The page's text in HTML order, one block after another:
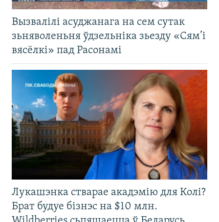
Вызвалілі асуджанага на сем сутак
зьняволеньня ўдзельніка зьезду «Сям’і
вясёлкі» пад Расонамі
Лукашэнка стварае акадэмію для Колі?
Брат будуе бізнэс на $10 млн.